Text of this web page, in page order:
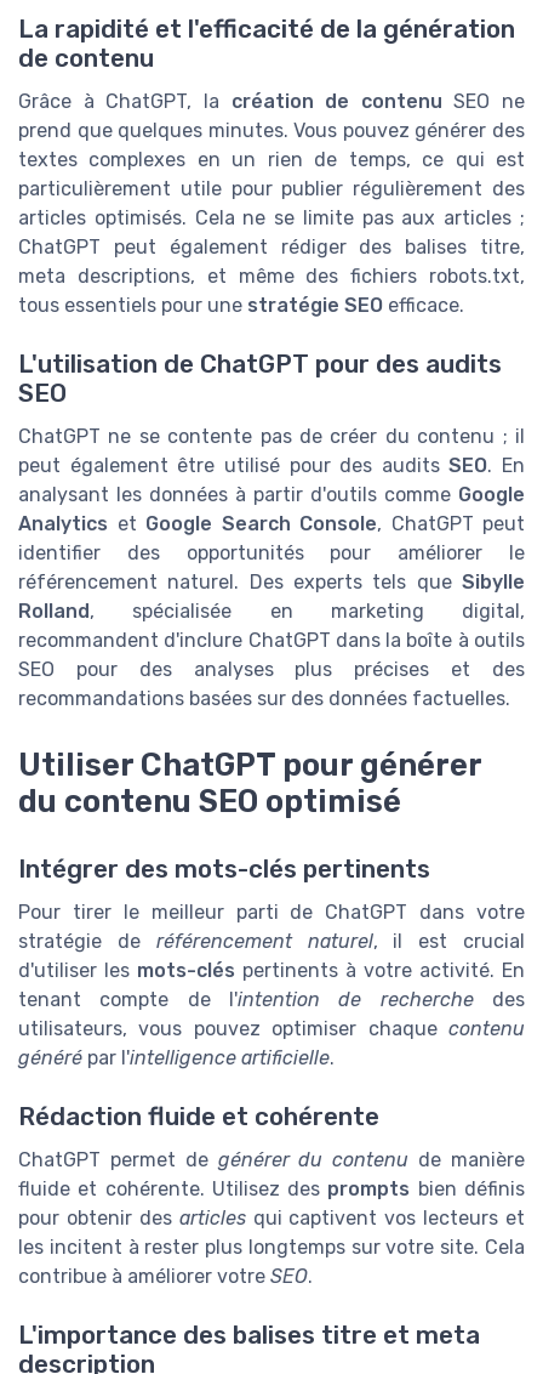
La rapidité et l'efficacité de la génération
de contenu
Grâce à ChatGPT, la création de contenu SEO ne
prend que quelques minutes. Vous pouvez générer des
textes complexes en un rien de temps, ce qui est
particulièrement utile pour publier régulièrement des
articles optimisés. Cela ne se limite pas aux articles ;
ChatGPT peut également rédiger des balises titre,
meta descriptions, et même des fichiers robots.txt,
tous essentiels pour une stratégie SEO efficace.
L'utilisation de ChatGPT pour des audits
SEO
ChatGPT ne se contente pas de créer du contenu ; il
peut également être utilisé pour des auditsSEO. En
analysant les données à partir d'outils comme Google
Analytics et Google Search Console, ChatGPT peut
identifier des opportunités pour améliorer le
référencement naturel. Des experts tels que Sibylle
Rolland , spécialisée en marketing digital,
recommandent d'inclure ChatGPT dans la boîte à outils
SEO pour des analyses plus précises et des
recommandations basées sur des données factuelles.
Utiliser ChatGPT pour générer
du contenu SEO optimisé
Intégrer des mots-clés pertinents
Pour tirer le meilleur parti de ChatGPT dans votre
stratégie de référencement naturel, il est crucial
d'utiliser les mots-clés pertinents à votre activité. En
tenant compte de l'intention de recherchedes
utilisateurs, vous pouvez optimiser chaque contenu
généré par l'intelligence artificielle.
Rédaction fluide et cohérente
ChatGPT permet de générer du contenu de manière
fluide et cohérente. Utilisez des prompts bien définis
pour obtenir des articlesqui captivent vos lecteurs et
les incitent à rester plus longtemps sur votre site. Cela
contribue à améliorer votre SEO.
L'importance des balises titre et meta
description